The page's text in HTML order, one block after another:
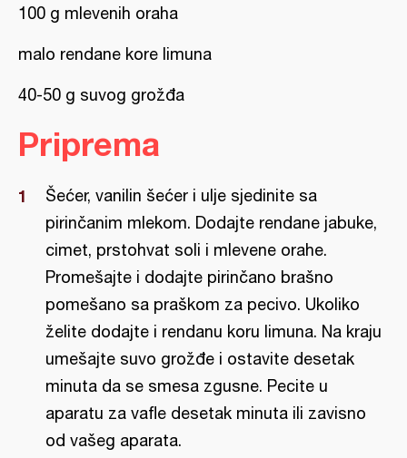
100 g mlevenih oraha
malo rendane kore limuna
40-50 g suvog grožđa
Priprema
Šećer, vanilin šećer i ulje sjedinite sa
pirinčanim mlekom. Dodajte rendane jabuke,
cimet, prstohvat soli i mlevene orahe.
Promešajte i dodajte pirinčano brašno
pomešano sa praškom za pecivo. Ukoliko
želite dodajte i rendanu koru limuna. Na kraju
umešajte suvo grožđe i ostavite desetak
minuta da se smesa zgusne. Pecite u
aparatu za vafle desetak minuta ili zavisno
od vašeg aparata.